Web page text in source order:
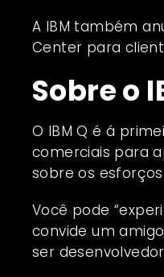
A IBM também
Center para
Sobre o
O IBM Q é á
comerciais para
sobre os
Você pode
convide um
ser desenvolvedor